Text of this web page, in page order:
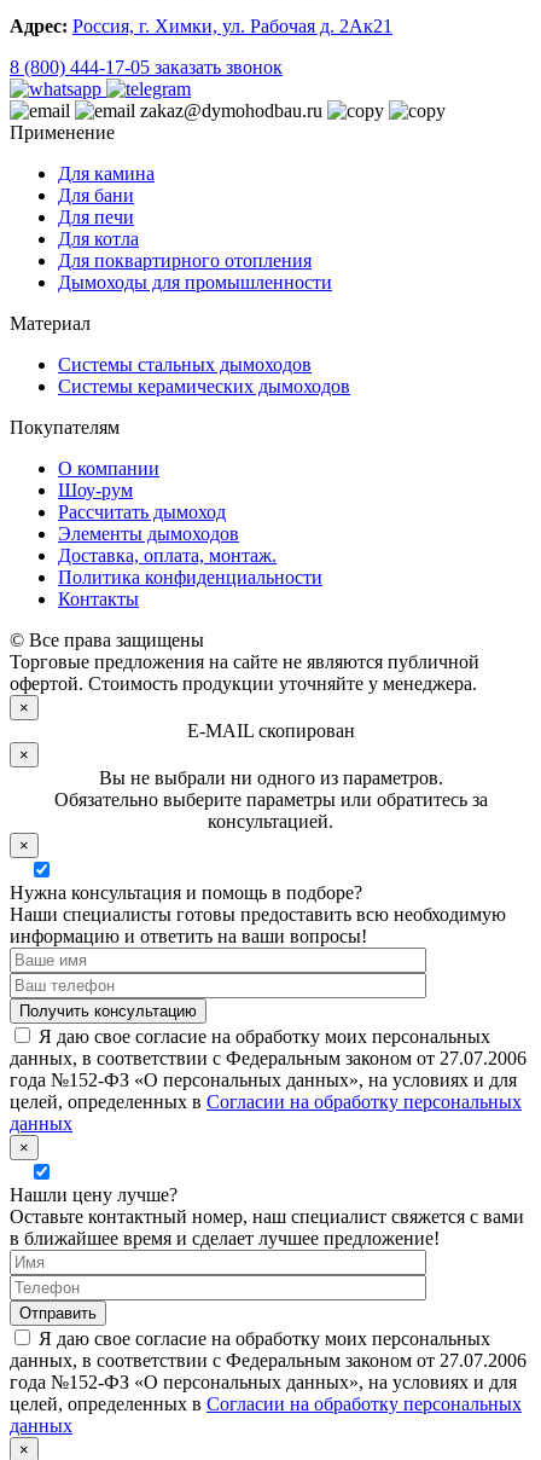
Адрес: Россия, г. Химки, ул. Рабочая д. 2Ак21
8 (800) 444-17-05 заказать звонок
zakaz@dymohodbau.ru
Применение
Для камина
Для бани
Для печи
Для котла
Для поквартирного отопления
Дымоходы для промышленности
Материал
Системы стальных дымоходов
Системы керамических дымоходов
Покупателям
О компании
Шоу-рум
Рассчитать дымоход
Элементы дымоходов
Доставка, оплата, монтаж.
Политика конфиденциальности
Контакты
© Все права защищены
Торговые предложения на сайте не являются публичной
офертой. Стоимость продукции уточняйте у менеджера.
×
E-MAIL скопирован
×
Вы не выбрали ни одного из параметров.
Обязательно выберите параметры или обратитесь за
консультацией.
×
Нужна консультация и помощь в подборе?
Наши специалисты готовы предоставить всю необходимую
информацию и ответить на ваши вопросы!
Я даю свое согласие на обработку моих персональных
данных, в соответствии с Федеральным законом от 27.07.2006
года №152-ФЗ «О персональных данных», на условиях и для
целей, определенных в Согласии на обработку персональных
данных
×
Нашли цену лучше?
Оставьте контактный номер, наш специалист свяжется с вами
в ближайшее время и сделает лучшее предложение!
Я даю свое согласие на обработку моих персональных
данных, в соответствии с Федеральным законом от 27.07.2006
года №152-ФЗ «О персональных данных», на условиях и для
целей, определенных в Согласии на обработку персональных
данных
×